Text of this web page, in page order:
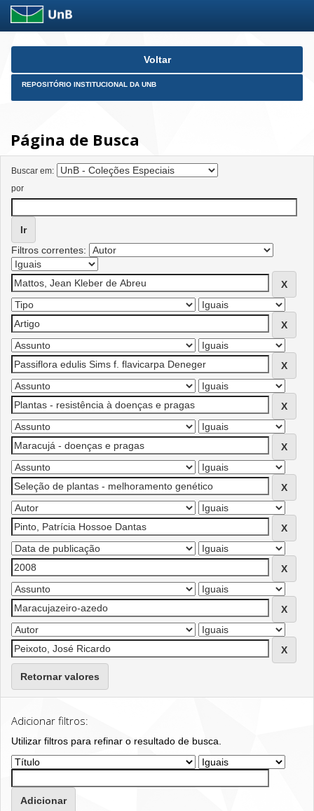
Skip
Voltar
REPOSITÓRIO INSTITUCIONAL DA UNB
Página de Busca
Buscar em:
por
Filtros correntes:
Retornar valores
Adicionar filtros:
Utilizar filtros para refinar o resultado de busca.